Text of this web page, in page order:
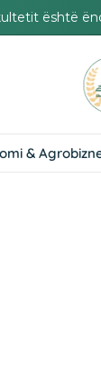
është
&